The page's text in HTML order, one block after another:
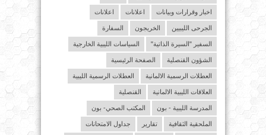
اخبار وقرارات وبيانات اعلانات اعلانات
الجرحى الليبيين الخريجون السفارة
السفير "السيرة الذاتية" السياسات الليبية الخارجية
الشؤون القنصلية الصفحة الرئيسية
العطلات الرسمية الالمانية العطلات الرسمية الليبية
العلاقات الليبية الالمانية القنصلية
المدرسة الليبية - بون المكتب الصحي- بون
الملحقية الثقافية تقارير جداول الامتحانات